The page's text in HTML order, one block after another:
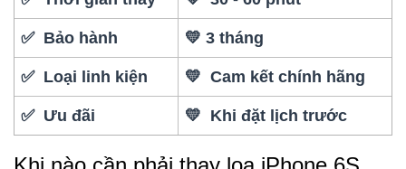
✅ Bảo hành 💛 3 tháng
✅ Loại linh kiện 💛 Cam kết chính hãng
✅ Ưu đãi 💛 Khi đặt lịch trước